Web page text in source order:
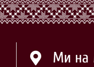
Ми на